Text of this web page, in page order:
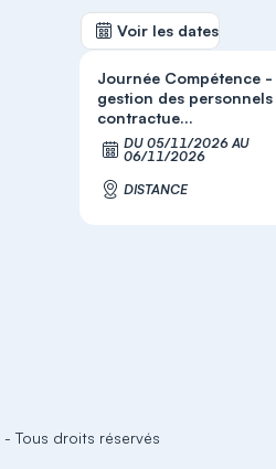
Voir les dates
Journée Compétence -
gestion des personnels
contractue...
DU 05/11/2026 AU
06/11/2026
DISTANCE
- Tous droits réservés